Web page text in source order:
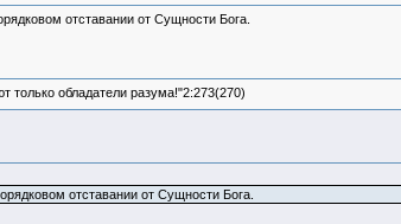
отставании от Сущности Бога.
только обладатели разума!"2:273(270)
отставании от Сущности Бога.